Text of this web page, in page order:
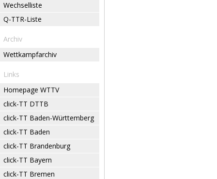
Wechselliste
Q-TTR-Liste
Archiv
Wettkampfarchiv
Links
Homepage WTTV
click-TT DTTB
click-TT Baden-Württemberg
click-TT Baden
click-TT Brandenburg
click-TT Bayern
click-TT Bremen